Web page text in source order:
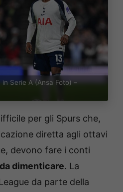
Serie A (Ansa Foto) –
per gli Spurs che,
diretta agli ottavi
devono fare i conti
dimenticare. La
da parte della